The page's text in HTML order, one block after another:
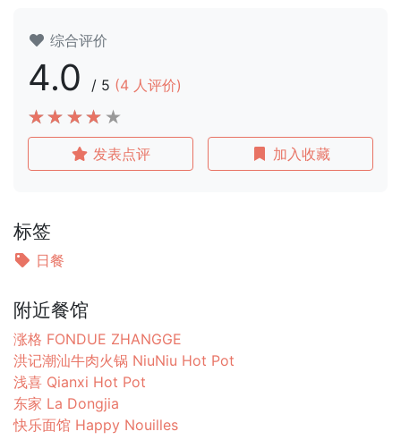
综合评价
4.0 / 5 (4 人评价)
发表点评 加入收藏
标签
日餐
附近餐馆
涨格 FONDUE ZHANGGE
洪记潮汕牛肉火锅 NiuNiu Hot Pot
浅喜 Qianxi Hot Pot
东家 La Dongjia
快乐面馆 Happy Nouilles